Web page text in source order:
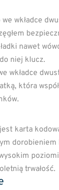
wkładce
nawet
niej klucz.
wkładce
która
karta
trwałość.